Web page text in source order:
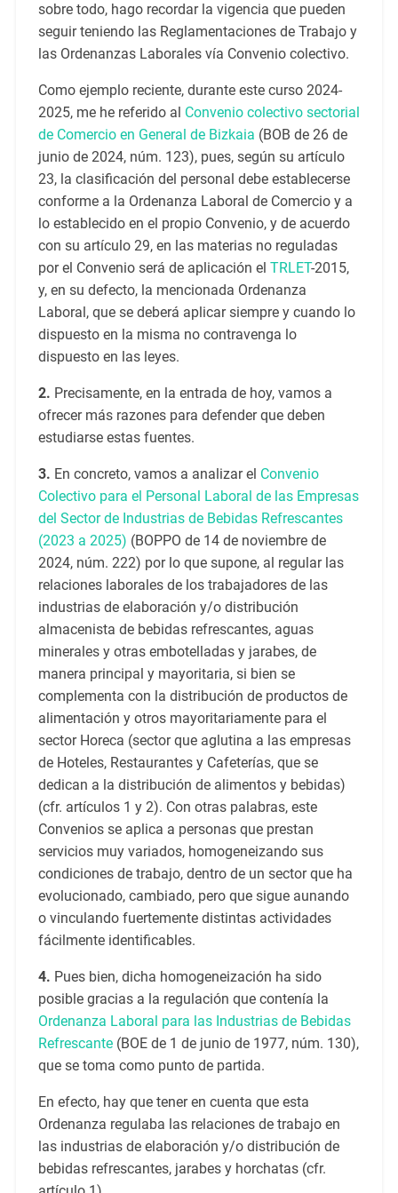
sobre todo, hago recordar la vigencia que pueden
seguir teniendo las Reglamentaciones de Trabajo y
las Ordenanzas Laborales vía Convenio colectivo.
Como ejemplo reciente, durante este curso 2024-
2025, me he referido al Convenio colectivo sectorial
de Comercio en General de Bizkaia (BOB de 26 de
junio de 2024, núm. 123), pues, según su artículo
23, la clasificación del personal debe establecerse
conforme a la Ordenanza Laboral de Comercio y a
lo establecido en el propio Convenio, y de acuerdo
con su artículo 29, en las materias no reguladas
por el Convenio será de aplicación el TRLET-2015,
y, en su defecto, la mencionada Ordenanza
Laboral, que se deberá aplicar siempre y cuando lo
dispuesto en la misma no contravenga lo
dispuesto en las leyes.
2. Precisamente, en la entrada de hoy, vamos a
ofrecer más razones para defender que deben
estudiarse estas fuentes.
3. En concreto, vamos a analizar el Convenio
Colectivo para el Personal Laboral de las Empresas
del Sector de Industrias de Bebidas Refrescantes
(2023 a 2025) (BOPPO de 14 de noviembre de
2024, núm. 222) por lo que supone, al regular las
relaciones laborales de los trabajadores de las
industrias de elaboración y/o distribución
almacenista de bebidas refrescantes, aguas
minerales y otras embotelladas y jarabes, de
manera principal y mayoritaria, si bien se
complementa con la distribución de productos de
alimentación y otros mayoritariamente para el
sector Horeca (sector que aglutina a las empresas
de Hoteles, Restaurantes y Cafeterías, que se
dedican a la distribución de alimentos y bebidas)
(cfr. artículos 1 y 2). Con otras palabras, este
Convenios se aplica a personas que prestan
servicios muy variados, homogeneizando sus
condiciones de trabajo, dentro de un sector que ha
evolucionado, cambiado, pero que sigue aunando
o vinculando fuertemente distintas actividades
fácilmente identificables.
4. Pues bien, dicha homogeneización ha sido
posible gracias a la regulación que contenía la
Ordenanza Laboral para las Industrias de Bebidas
Refrescante(BOE de 1 de junio de 1977, núm. 130),
que se toma como punto de partida.
En efecto, hay que tener en cuenta que esta
Ordenanza regulaba las relaciones de trabajo en
las industrias de elaboración y/o distribución de
bebidas refrescantes, jarabes y horchatas (cfr.